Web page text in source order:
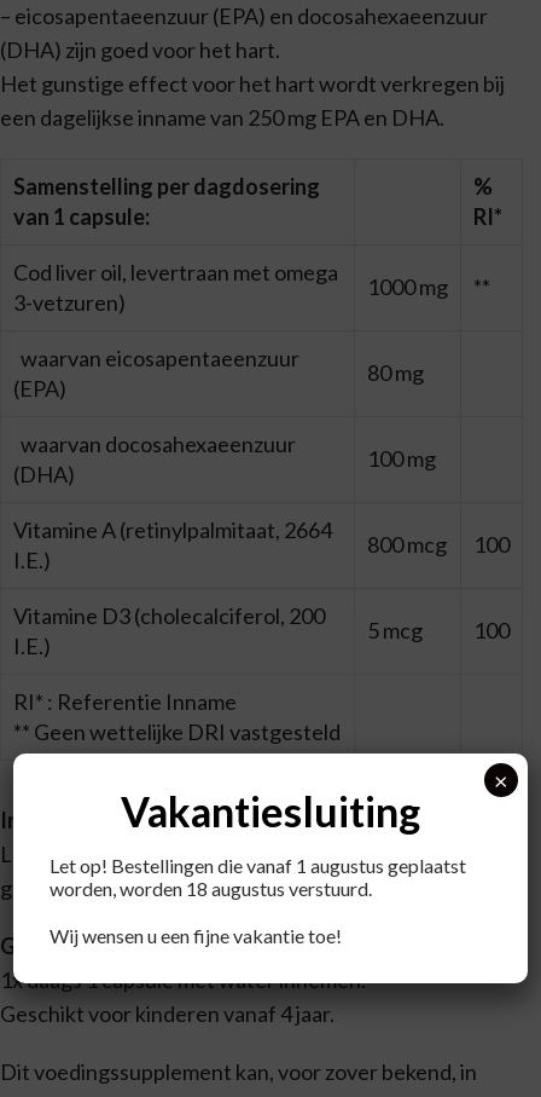
– eicosapentaeenzuur (EPA) en docosahexaeenzuur
(DHA) zijn goed voor het hart.
Het gunstige effect voor het hart wordt verkregen bij
een dagelijkse inname van 250 mg EPA en DHA.
Samenstelling per dagdosering
van 1 capsule:
%
RI*
Cod liver oil, levertraan met omega
3-vetzuren)
1000 mg **
waarvan eicosapentaeenzuur
(EPA)
80 mg
waarvan docosahexaeenzuur
(DHA)
100 mg
Vitamine A (retinylpalmitaat, 2664
I.E.)
800 mcg 100
Vitamine D3 (cholecalciferol, 200
I.E.)
5 mcg 100
RI* : Referentie Inname
** Geen wettelijke DRI vastgesteld
Ingrediënten
LEVERTRAANOLIE (VIS), capsulehuls (rundergelatine,
geleer-middel (glycerine), gezuiverd water), vitaminen.
Gebruik
1x daags 1 capsule met water innemen.
Geschikt voor kinderen vanaf 4 jaar.
Dit voedingssupplement kan, voor zover bekend, in
Vakantiesluiting
Let op! Bestellingen die vanaf 1 augustus geplaatst
worden, worden 18 augustus verstuurd.
Wij wensen u een fijne vakantie toe!
×